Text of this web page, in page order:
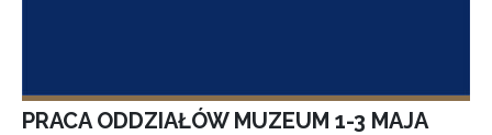
PRACA ODDZIAŁÓW MUZEUM 1-3 MAJA